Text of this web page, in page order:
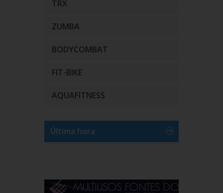
TRX
ZUMBA
BODYCOMBAT
FIT-BIKE
AQUAFITNESS
Última hora